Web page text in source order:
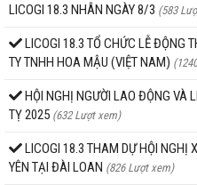
LICOGI 18.3 NHÂN NGÀY 8/3 (583
LICOGI 18.3 TỔ CHỨC LỄ ĐỘNG
TY TNHH HOA MẬU (VIỆT NAM)
HỘI NGHỊ NGƯỜI LAO ĐỘNG VÀ
TỴ 2025 (632 Lượt xem)
LICOGI 18.3 THAM DỰ HỘI NGHỊ
YÊN TẠI ĐÀI LOAN (826 Lượt xem)